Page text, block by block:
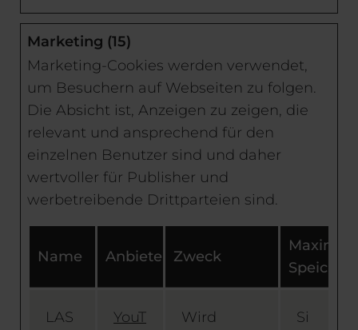
Marketing (15)
Marketing-Cookies werden verwendet,
um Besuchern auf Webseiten zu folgen.
Die Absicht ist, Anzeigen zu zeigen, die
relevant und ansprechend für den
einzelnen Benutzer sind und daher
wertvoller für Publisher und
werbetreibende Drittparteien sind.
Name Anbieter Zweck
LAS
YouT
Wird
Si